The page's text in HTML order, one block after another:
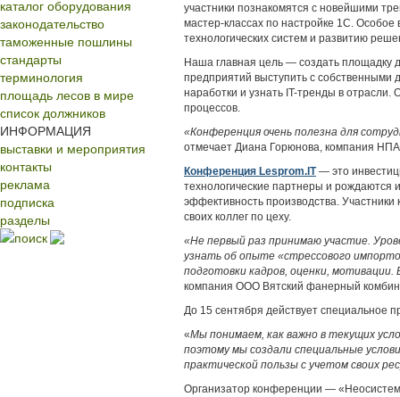
каталог оборудования
законодательство
таможенные пошлины
стандарты
терминология
площадь лесов в мире
список должников
ИНФОРМАЦИЯ
выставки и мероприятия
контакты
реклама
подписка
разделы
поиск
участники познакомятся с новейшими
мастер-классах по настройке 1С.
технологических систем и развитию
Наша главная цель — создать площадку
предприятий выступить с собственными
наработки и узнать IT-тренды в
процессов.
«Конференция очень полезна для
отмечает Диана Горюнова, компания
Конференция Lesprom.IT— это
технологические партнеры и рождаются
эффективность производства.
своих коллег по цеху.
«Не первый раз принимаю участие.
узнать об опыте «стрессового
подготовки кадров, оценки, мотивации.
компания ООО Вятский фанерный
До 15 сентября действует специальное
«Мы понимаем, как важно в текущих
поэтому мы создали специальные
практической пользы с учетом своих
Организатор конференции —